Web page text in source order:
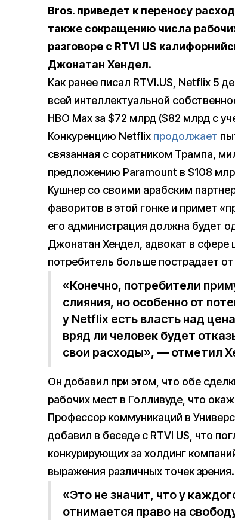
Bros. приведет к переносу
также сокращению числа
разговоре с RTVI US
Джонатан Хендел.
Как ранее писал RTVI.US, Netflix 5
всей интеллектуальной
HBO Max за $72 млрд ($82 млрд с
Конкуренцию Netflix продолжает
связанная с соратником Трампа,
предложению Paramount в $108
Кушнер со своими арабским
фаворитов в этой гонке и примет
его администрация должна будет
Джонатан Хендел, адвокат в
потребитель больше пострадает
«Конечно, потребители
слияния, но особенно от
у Netflix есть власть над
вряд ли человек будет
свои расходы», — отметил
Он добавил при этом, что обе
рабочих мест в Голливуде, что
Профессор коммуникаций в
добавил в беседе с RTVI US, что
конкурирующих за холдинг
выражения различных точек зрения.
«Это не значит, что у
отнимается право на